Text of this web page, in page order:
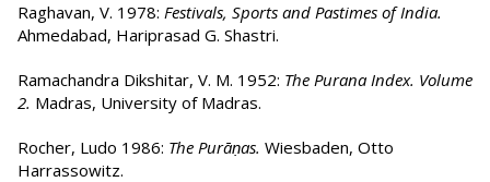
Raghavan, V. 1978: Festivals, Sports and Pastimes of India.
Ahmedabad, Hariprasad G. Shastri.
Ramachandra Dikshitar, V. M. 1952: The Purana Index. Volume
2. Madras, University of Madras.
Rocher, Ludo 1986: The Purāṇas. Wiesbaden, Otto
Harrassowitz.